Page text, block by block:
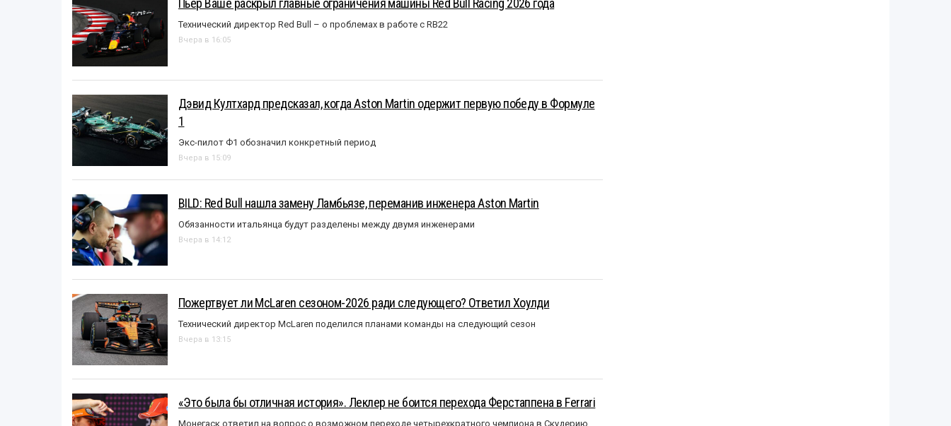
Пьер Ваше раскрыл главные ограничения машины Red Bull Racing 2026 года
Технический директор Red Bull – о проблемах в работе с RB22
Вчера в 16:05
Дэвид Култхард предсказал, когда Aston Martin одержит первую победу в Формуле
1
Экс-пилот Ф1 обозначил конкретный период
Вчера в 15:09
BILD: Red Bull нашла замену Ламбьязе, переманив инженера Aston Martin
Обязанности итальянца будут разделены между двумя инженерами
Вчера в 14:12
Пожертвует ли McLaren сезоном-2026 ради следующего? Ответил Хоулди
Технический директор McLaren поделился планами команды на следующий сезон
Вчера в 13:15
«Это была бы отличная история». Леклер не боится перехода Ферстаппена в Ferrari
Монегаск ответил на вопрос о возможном переходе четырехкратного чемпиона в Скудерию